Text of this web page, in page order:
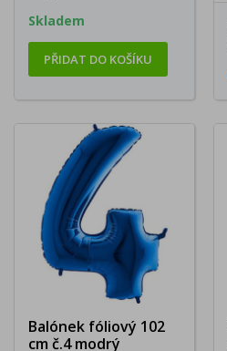
Skladem
PŘIDAT DO KOŠÍKU
Balónek fóliový 102
cm č.4 modrý